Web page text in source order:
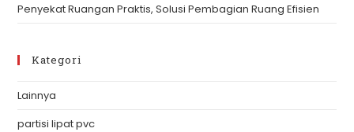
Penyekat Ruangan Praktis, Solusi Pembagian Ruang Efisien
Kategori
Lainnya
partisi lipat pvc